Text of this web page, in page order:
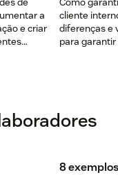
a
e criar
cliente
diferenças e
para
8